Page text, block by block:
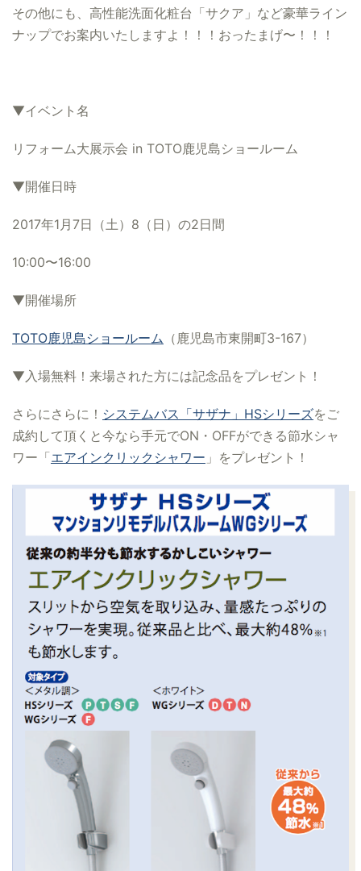
その他にも、高性能洗面化粧台「サクア」など豪華ライン
ナップでお案内いたしますよ！！！おったまげ〜！！！
▼イベント名
リフォーム大展示会 in TOTO鹿児島ショールーム
▼開催日時
2017年1月7日（土）8（日）の2日間
10:00〜16:00
▼開催場所
TOTO鹿児島ショールーム （鹿児島市東開町3-167）
▼入場無料！来場された方には記念品をプレゼント！
さらにさらに！ システムバス「サザナ」HSシリーズをご
成約して頂くと今なら手元でON・OFFができる節水シャ
ワー「エアインクリックシャワー 」をプレゼント！